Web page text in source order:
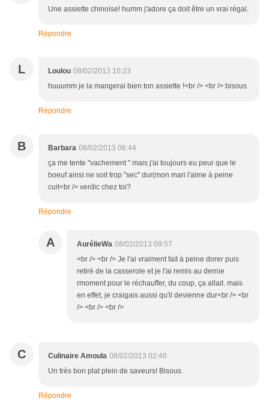
Une assiette chinoise! humm j'adore ça doit être un vrai régal.
Répondre
L Loulou 08/02/2013 10:23
huuumm je la mangerai bien ton assiette !<br /> <br /> bisous
Répondre
B Barbara 08/02/2013 06:44
ça me tente "vachement " mais j'ai toujours eu peur que le
boeuf ainsi ne soit trop "sec" dur(mon mari l'aime à peine
cuit<br /> verdic chez toi?
Répondre
A AurélieWa 08/02/2013 09:57
<br /> <br /> Je l'ai vraiment fait à peine dorer puis
retiré de la casserole et je l'ai remis au dernie
rmoment pour le réchauffer, du coup, ça allait. mais
en effet, je craigais aussi qu'il devienne dur<br /> <br
/> <br /> <br />
C Culinaire Amoula 08/02/2013 02:46
Un très bon plat plein de saveurs! Bisous.
Répondre